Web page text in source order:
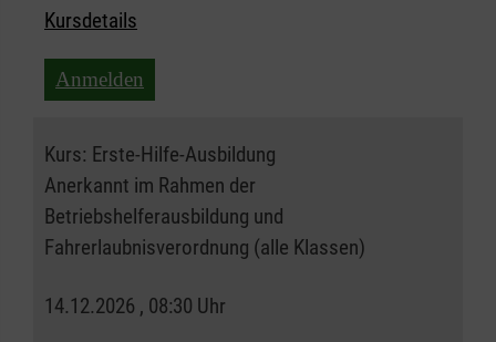
Kursdetails
Anmelden
Kurs: Erste-Hilfe-Ausbildung
Anerkannt im Rahmen der
Betriebshelferausbildung und
Fahrerlaubnisverordnung (alle Klassen)
14.12.2026 , 08:30 Uhr